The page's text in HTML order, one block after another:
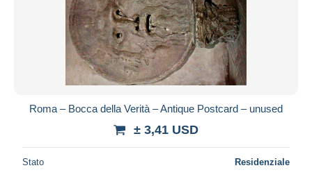
Roma – Bocca della Verità – Antique Postcard – unused
± 3,41 USD
Stato Residenziale